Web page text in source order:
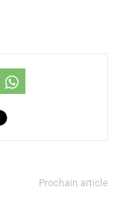
Prochain article